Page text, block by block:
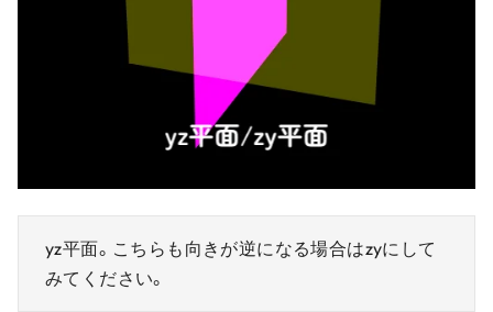
yz平面。こちらも向きが逆になる場合はzyにして
みてください。